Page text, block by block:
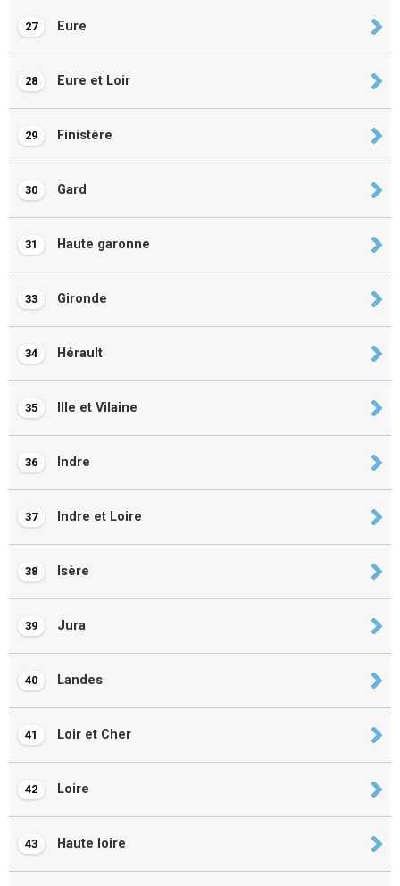
27 Eure
28 Eure et Loir
29 Finistère
30 Gard
31 Haute garonne
33 Gironde
34 Hérault
35 Ille et Vilaine
36 Indre
37 Indre et Loire
38 Isère
39 Jura
40 Landes
41 Loir et Cher
42 Loire
43 Haute loire